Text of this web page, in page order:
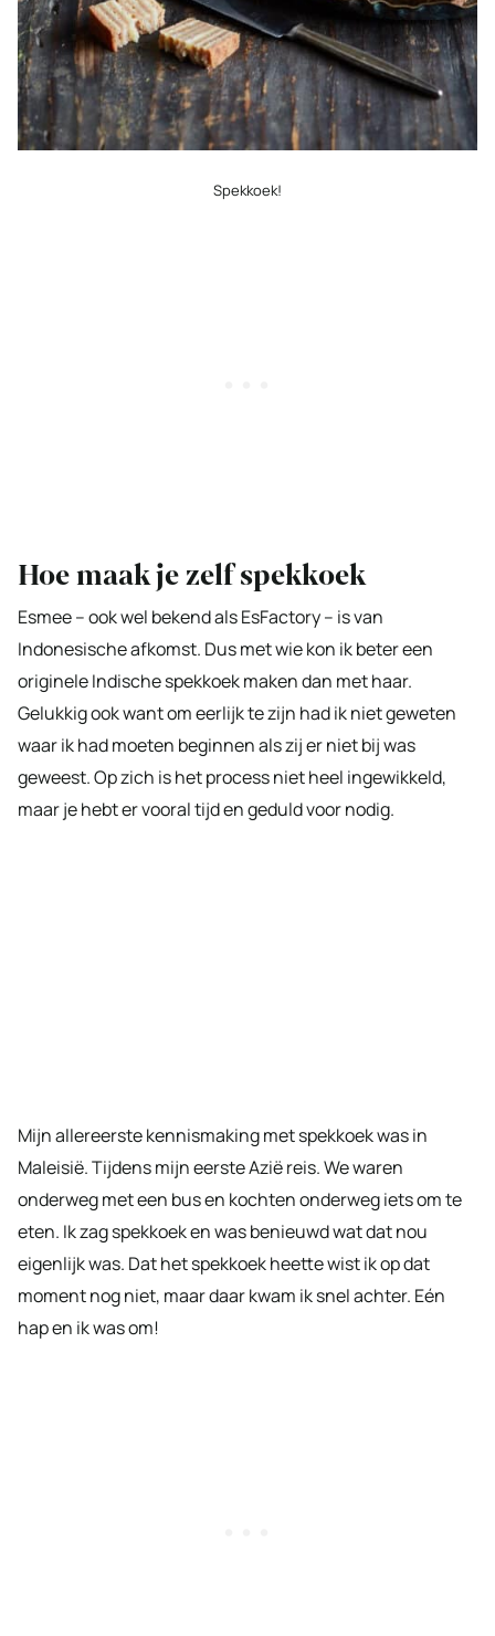
Spekkoek!
Hoe maak je zelf spekkoek
Esmee – ook wel bekend als EsFactory – is van
Indonesische afkomst. Dus met wie kon ik beter een
originele Indische spekkoek maken dan met haar.
Gelukkig ook want om eerlijk te zijn had ik niet geweten
waar ik had moeten beginnen als zij er niet bij was
geweest. Op zich is het process niet heel ingewikkeld,
maar je hebt er vooral tijd en geduld voor nodig.
Mijn allereerste kennismaking met spekkoek was in
Maleisië. Tijdens mijn eerste Azië reis. We waren
onderweg met een bus en kochten onderweg iets om te
eten. Ik zag spekkoek en was benieuwd wat dat nou
eigenlijk was. Dat het spekkoek heette wist ik op dat
moment nog niet, maar daar kwam ik snel achter. Eén
hap en ik was om!